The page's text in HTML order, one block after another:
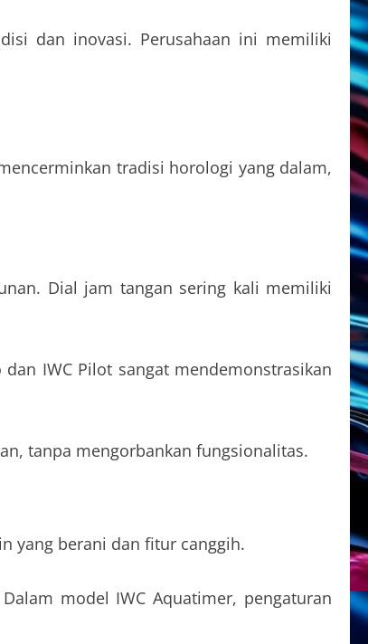
dan inovasi. Perusahaan ini memiliki
tradisi horologi yang dalam,
Dial jam tangan sering kali memiliki
IWC Pilot sangat mendemonstrasikan
tanpa mengorbankan fungsionalitas.
yang berani dan fitur canggih.
model IWC Aquatimer, pengaturan